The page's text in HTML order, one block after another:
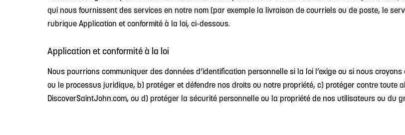
qui nous fournissent des services en notre nom (par exemple la livraison de courriels ou de poste, le
rubrique Application et conformité à la loi, ci-dessous.
Application et conformité à la loi
Nous pourrions communiquer des données d’identification personnelle si la loi l’exige ou si nous
ou le processus juridique, b) protéger et défendre nos droits ou notre propriété, c) protéger contre toute
DiscoverSaintJohn.com, ou d) protéger la sécurité personnelle ou la propriété de nos utilisateurs ou du